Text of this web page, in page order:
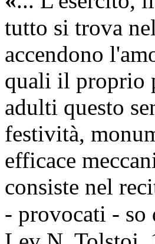
tutto si trova
accendono
quali il proprio
adulti questo
festività,
efficace
consiste nel
- provocati - so